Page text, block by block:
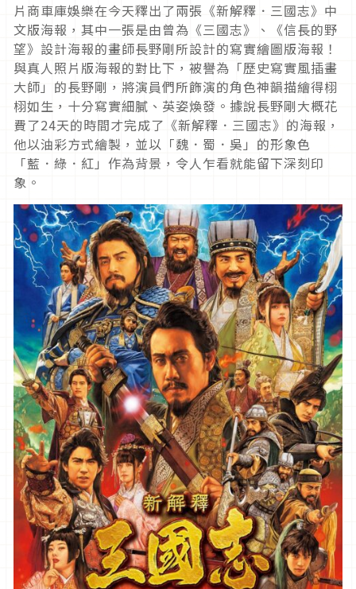
片商車庫娛樂在今天釋出了兩張《新解釋．三國志》中
文版海報，其中一張是由曾為《三國志》、《信長的野
望》設計海報的畫師長野剛所設計的寫實繪圖版海報！
與真人照片版海報的對比下，被譽為「歷史寫實風插畫
大師」的長野剛，將演員們所飾演的角色神韻描繪得栩
栩如生，十分寫實細膩、英姿煥發。據說長野剛大概花
費了24天的時間才完成了《新解釋．三國志》的海報，
他以油彩方式繪製，並以「魏．蜀．吳」的形象色
「藍．綠．紅」作為背景，令人乍看就能留下深刻印
象。